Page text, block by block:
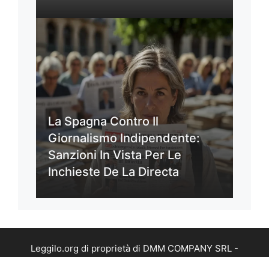
La Spagna Contro Il
Giornalismo Indipendente:
Sanzioni In Vista Per Le
Inchieste De La Directa
Leggilo.org di proprietà di DMM COMPANY SRL -